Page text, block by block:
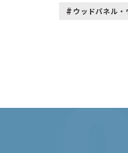
ウッドパネル